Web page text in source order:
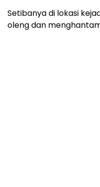
Setibanya di lokasi
oleng dan